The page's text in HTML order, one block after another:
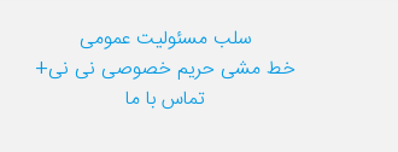
سلب مسئولیت عمومی
خط مشی حریم خصوصی نی نی+
تماس با ما